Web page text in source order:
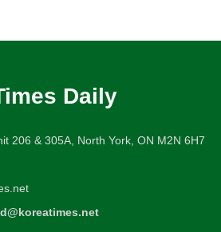
Daily
206 & 305A, North York, ON M2N 6H7